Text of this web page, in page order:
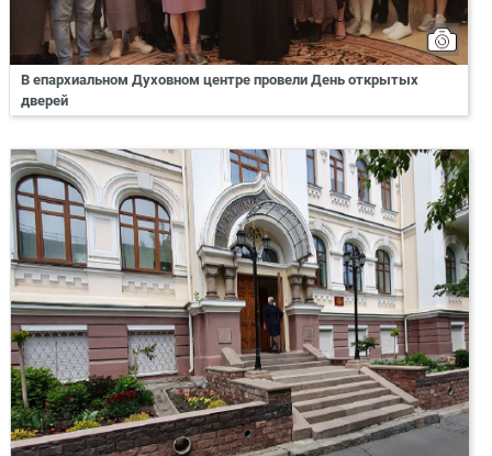
В епархиальном Духовном центре провели День открытых
дверей